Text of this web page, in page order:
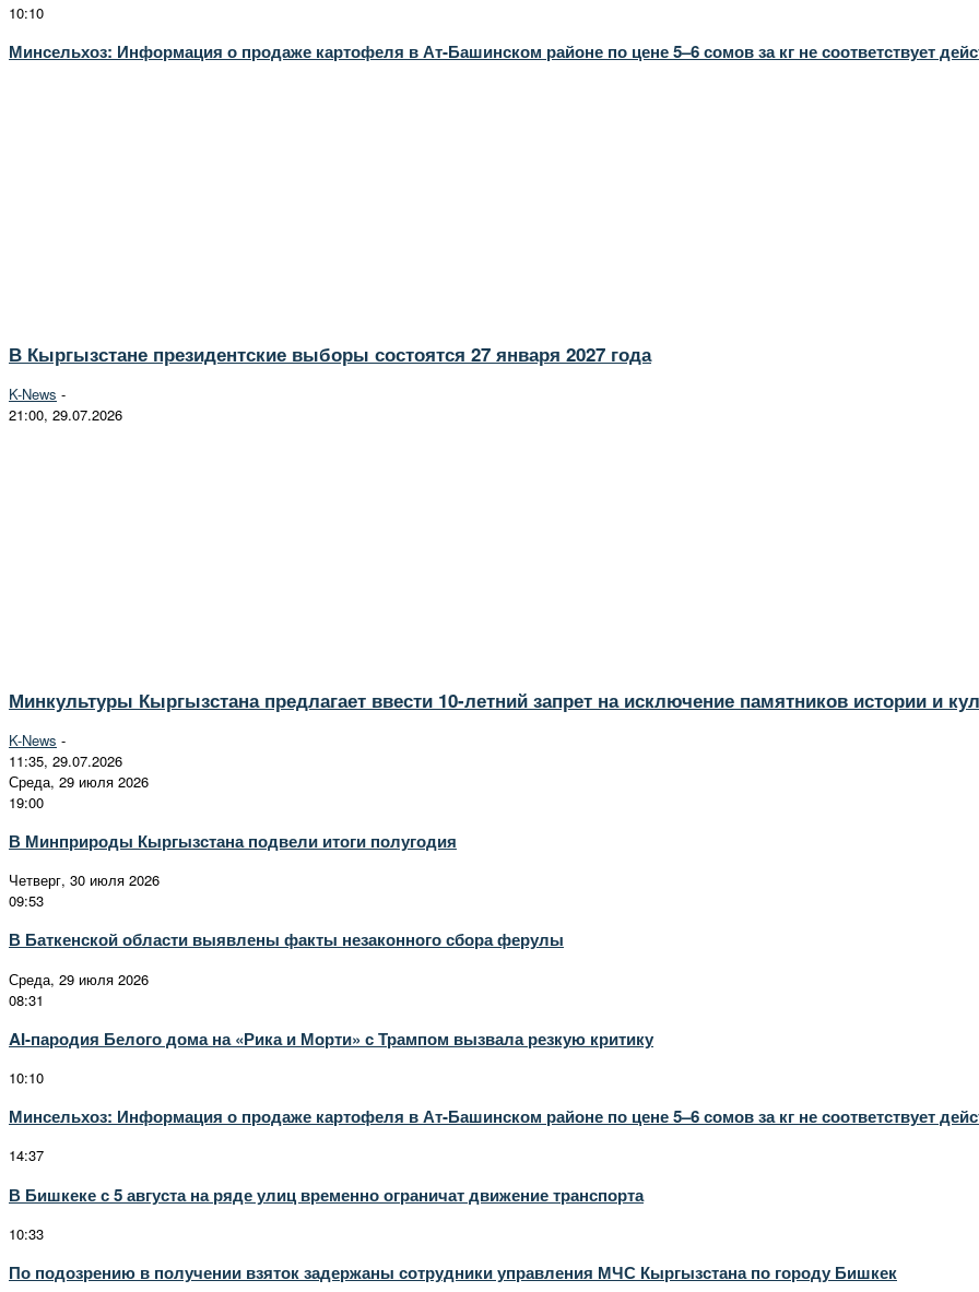
10:10
Минсельхоз: Информация о продаже картофеля в Ат-Башинском районе по цене 5–6 сомов за кг не соответствует
В Кыргызстане президентские выборы состоятся 27 января 2027 года
K-News -
21:00, 29.07.2026
Минкультуры Кыргызстана предлагает ввести 10-летний запрет на исключение памятников истории и
K-News -
11:35, 29.07.2026
Среда, 29 июля 2026
19:00
В Минприроды Кыргызстана подвели итоги полугодия
Четверг, 30 июля 2026
09:53
В Баткенской области выявлены факты незаконного сбора ферулы
Среда, 29 июля 2026
08:31
AI-пародия Белого дома на «Рика и Морти» с Трампом вызвала резкую критику
10:10
Минсельхоз: Информация о продаже картофеля в Ат-Башинском районе по цене 5–6 сомов за кг не соответствует
14:37
В Бишкеке с 5 августа на ряде улиц временно ограничат движение транспорта
10:33
По подозрению в получении взяток задержаны сотрудники управления МЧС Кыргызстана по городу Бишкек